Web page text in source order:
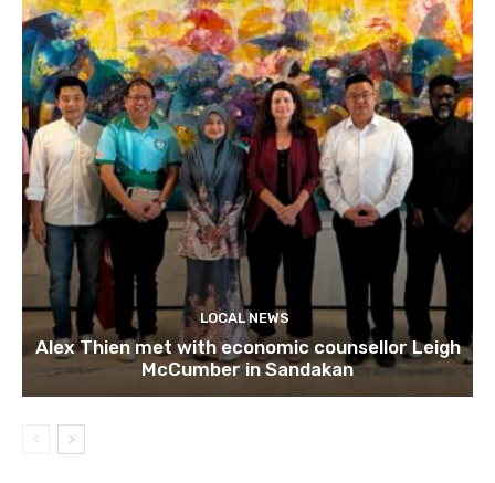
LOCAL NEWS
Alex Thien met with economic counsellor Leigh
McCumber in Sandakan